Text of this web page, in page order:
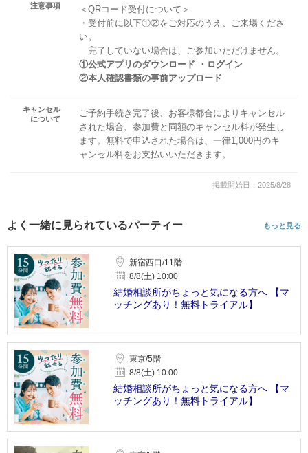
注意事項
＜QRコード受付について＞
・受付前に以下①②をご対応のうえ、ご来場くださ
い。
完了していない場合は、ご参加いただけません。
①公式アプリのダウンロード ・ログイン
②本人確認書類の事前アップロード
キャンセル
について
ご予約手続き完了後、お客様都合によりキャンセル
された場合、参加費と同額のキャンセル料が発生し
ます。無料で申込された場合は、一律1,000円のキ
ャンセル料をお支払いいただきます。
掲載開始日：2025/8/28
よく一緒に見られているパーティー もっと見る
新宿西口/11階
8/8(土) 10:00
結婚相談所がちょっと気になる方へ 【マ
ッチングあり！無料トライアル】
東京/5階
8/8(土) 10:00
結婚相談所がちょっと気になる方へ 【マ
ッチングあり！無料トライアル】